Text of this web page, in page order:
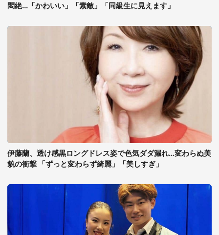
悶絶...「かわいい」「素敵」「同級生に見えます」
伊藤蘭、透け感黒ロングドレス姿で色気ダダ漏れ...変わらぬ美
貌の衝撃 「ずっと変わらず綺麗」「美しすぎ」